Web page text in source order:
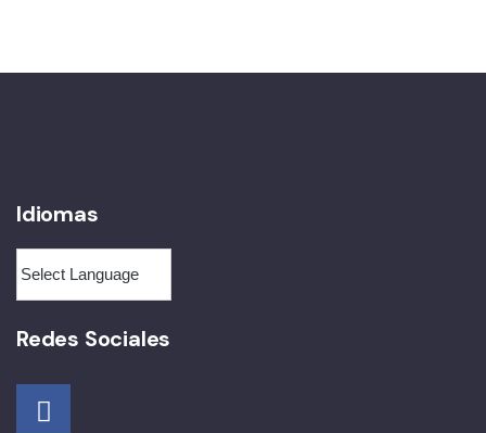
Idiomas
Redes Sociales